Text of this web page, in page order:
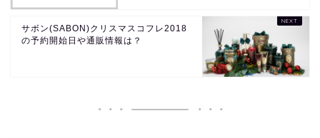
サボン(SABON)クリスマスコフレ2018
の予約開始日や通販情報は？